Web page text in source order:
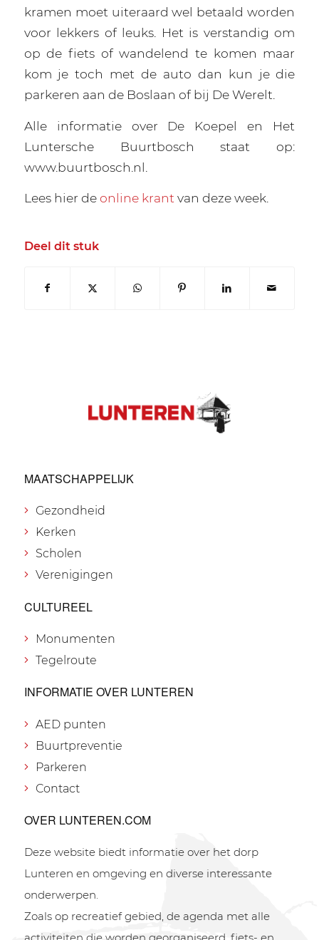
kramen moet uiteraard wel betaald worden
voor lekkers of leuks. Het is verstandig om
op de fiets of wandelend te komen maar
kom je toch met de auto dan kun je die
parkeren aan de Boslaan of bij De Werelt.
Alle informatie over De Koepel en Het
Luntersche Buurtbosch staat op:
www.buurtbosch.nl.
Lees hier deonline krant van deze week.
Deel dit stuk
MAATSCHAPPELIJK
Gezondheid
Kerken
Scholen
Verenigingen
CULTUREEL
Monumenten
Tegelroute
INFORMATIE OVER LUNTEREN
AED punten
Buurtpreventie
Parkeren
Contact
OVER LUNTEREN.COM
Deze website biedt informatie over het dorp
Lunteren en omgeving en diverse interessante
onderwerpen.
Zoals op recreatief gebied, de agenda met alle